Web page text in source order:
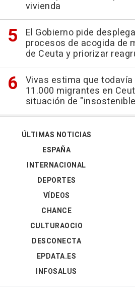
vivienda
El Gobierno pide
procesos de acogida de
de Ceuta y priorizar
Vivas estima que
11.000 migrantes en
situación de
ÚLTIMAS NOTICIAS
ESPAÑA
INTERNACIONAL
DEPORTES
VÍDEOS
CHANCE
CULTURAOCIO
DESCONECTA
EPDATA.ES
INFOSALUS